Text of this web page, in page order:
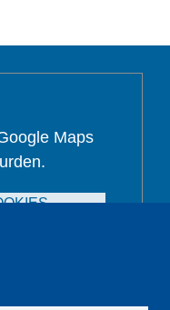
Maps